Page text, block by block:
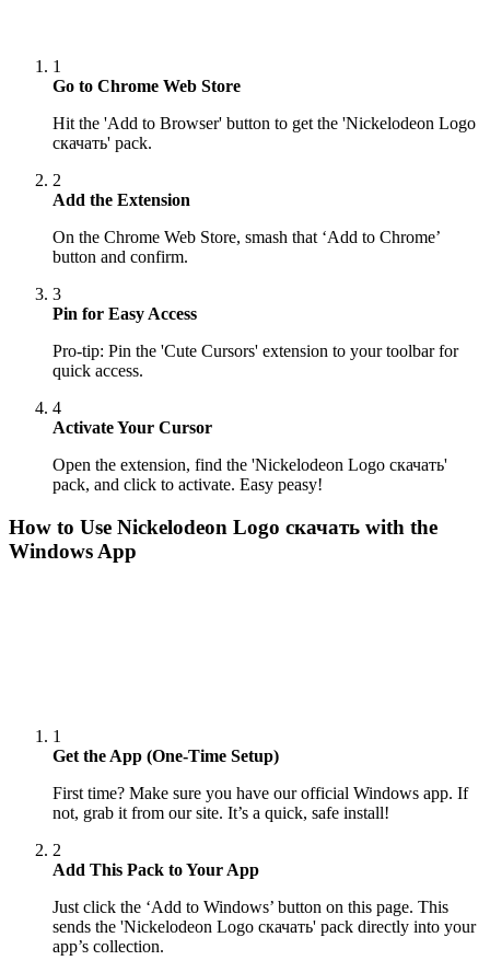
1
Go to Chrome Web Store
Hit the 'Add to Browser' button to get the 'Nickelodeon Logo
скачать' pack.
2
Add the Extension
On the Chrome Web Store, smash that ‘Add to Chrome’
button and confirm.
3
Pin for Easy Access
Pro-tip: Pin the 'Cute Cursors' extension to your toolbar for
quick access.
4
Activate Your Cursor
Open the extension, find the 'Nickelodeon Logo скачать'
pack, and click to activate. Easy peasy!
How to Use Nickelodeon Logo скачать with the
Windows App
1
Get the App (One-Time Setup)
First time? Make sure you have our official Windows app. If
not, grab it from our site. It’s a quick, safe install!
2
Add This Pack to Your App
Just click the ‘Add to Windows’ button on this page. This
sends the 'Nickelodeon Logo скачать' pack directly into your
app’s collection.